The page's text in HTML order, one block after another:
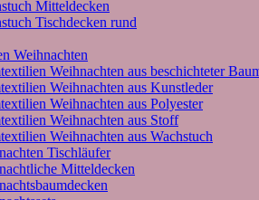
Mitteldecken
Tischdecken rund
Weihnachten
Weihnachten aus beschichteter
Weihnachten aus Kunstleder
Weihnachten aus Polyester
Weihnachten aus Stoff
Weihnachten aus Wachstuch
Tischläufer
Mitteldecken